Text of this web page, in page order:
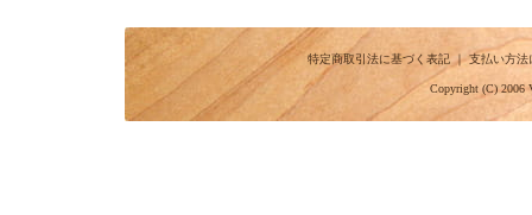
特定商取引法に基づく表記｜支払い方法
Copyright (C) 2006